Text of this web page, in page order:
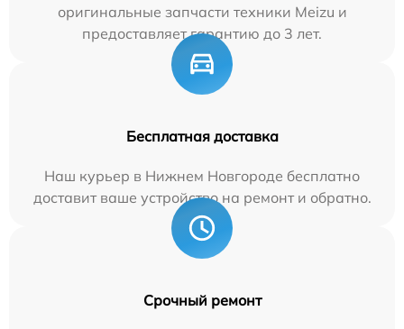
оригинальные запчасти техники Meizu и
предоставляет гарантию до 3 лет.
Бесплатная доставка
Наш курьер в Нижнем Новгороде бесплатно
доставит ваше устройство на ремонт и обратно.
Срочный ремонт